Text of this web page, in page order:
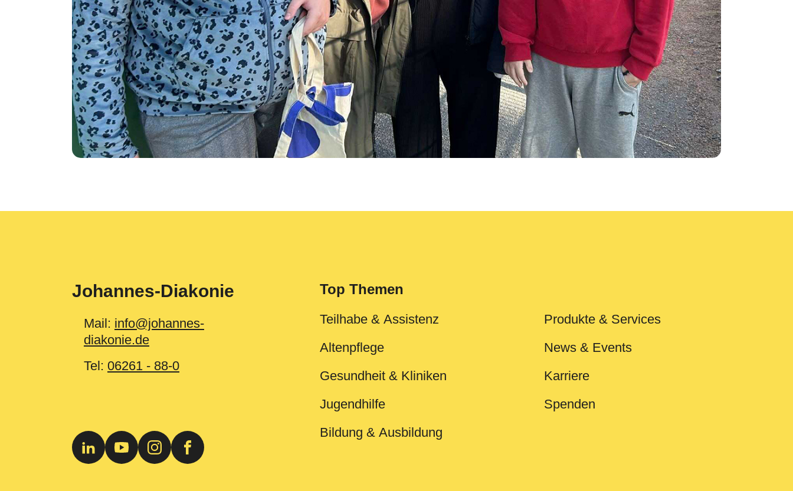
Johannes-Diakonie
Mail: info@johannes-
diakonie.de
Tel: 06261 - 88-0
Top Themen
Teilhabe & Assistenz
Altenpflege
Gesundheit & Kliniken
Jugendhilfe
Bildung & Ausbildung
Produkte & Services
News & Events
Karriere
Spenden